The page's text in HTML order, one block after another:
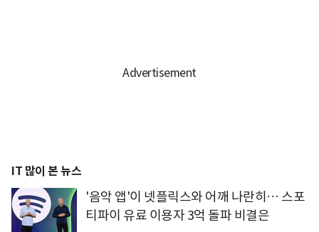
IT 많이 본 뉴스
'음악 앱'이 넷플릭스와 어깨 나란히… 스포
티파이 유료 이용자 3억 돌파 비결은